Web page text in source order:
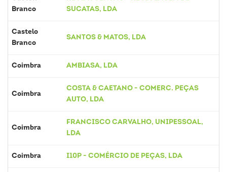
Branco
SUCATAS, LDA
Castelo
Branco
SANTOS & MATOS, LDA
Coimbra AMBIASA, LDA
Coimbra
COSTA & CAETANO - COMERC. PEÇAS
AUTO, LDA
Coimbra
FRANCISCO CARVALHO, UNIPESSOAL,
LDA
Coimbra I10P - COMÉRCIO DE PEÇAS, LDA